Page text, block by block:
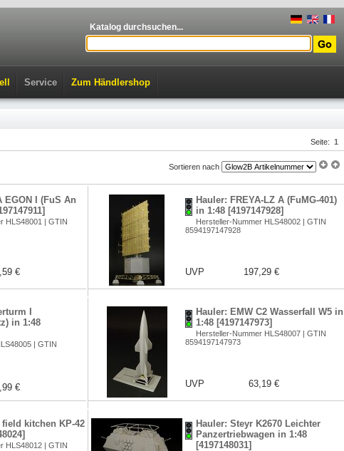
Katalog durchsuchen...
Service Zum Händlershop
Seite: 1
Sortieren nach
EGON I (FuS An
HLS48001 | GTIN
€
Hauler: FREYA-LZ A (FuMG-401)
in 1:48 [4197147928]
Hersteller-Nummer HLS48002 | GTIN
8594197147928
UVP 197,29 €
I
in 1:48
| GTIN
€
Hauler: EMW C2 Wasserfall W5 in
1:48 [4197147973]
Hersteller-Nummer HLS48007 | GTIN
8594197147973
UVP 63,19 €
field kitchen KP-42
HLS48012 | GTIN
Hauler: Steyr K2670 Leichter
Panzertriebwagen in 1:48
[4197148031]